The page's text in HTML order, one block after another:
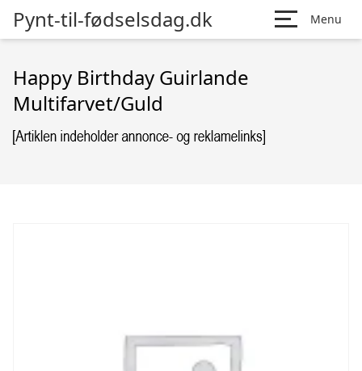
Pynt-til-fødselsdag.dk Menu
Happy Birthday Guirlande
Multifarvet/Guld